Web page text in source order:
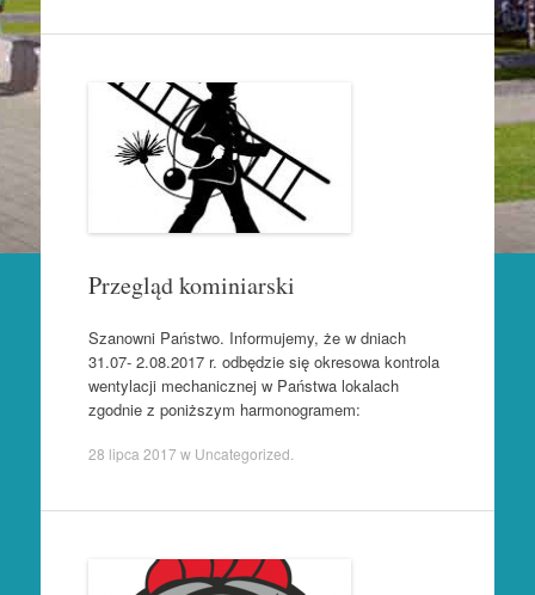
Przegląd kominiarski
Szanowni Państwo. Informujemy, że w dniach
31.07- 2.08.2017 r. odbędzie się okresowa kontrola
wentylacji mechanicznej w Państwa lokalach
zgodnie z poniższym harmonogramem:
28 lipca 2017 w Uncategorized